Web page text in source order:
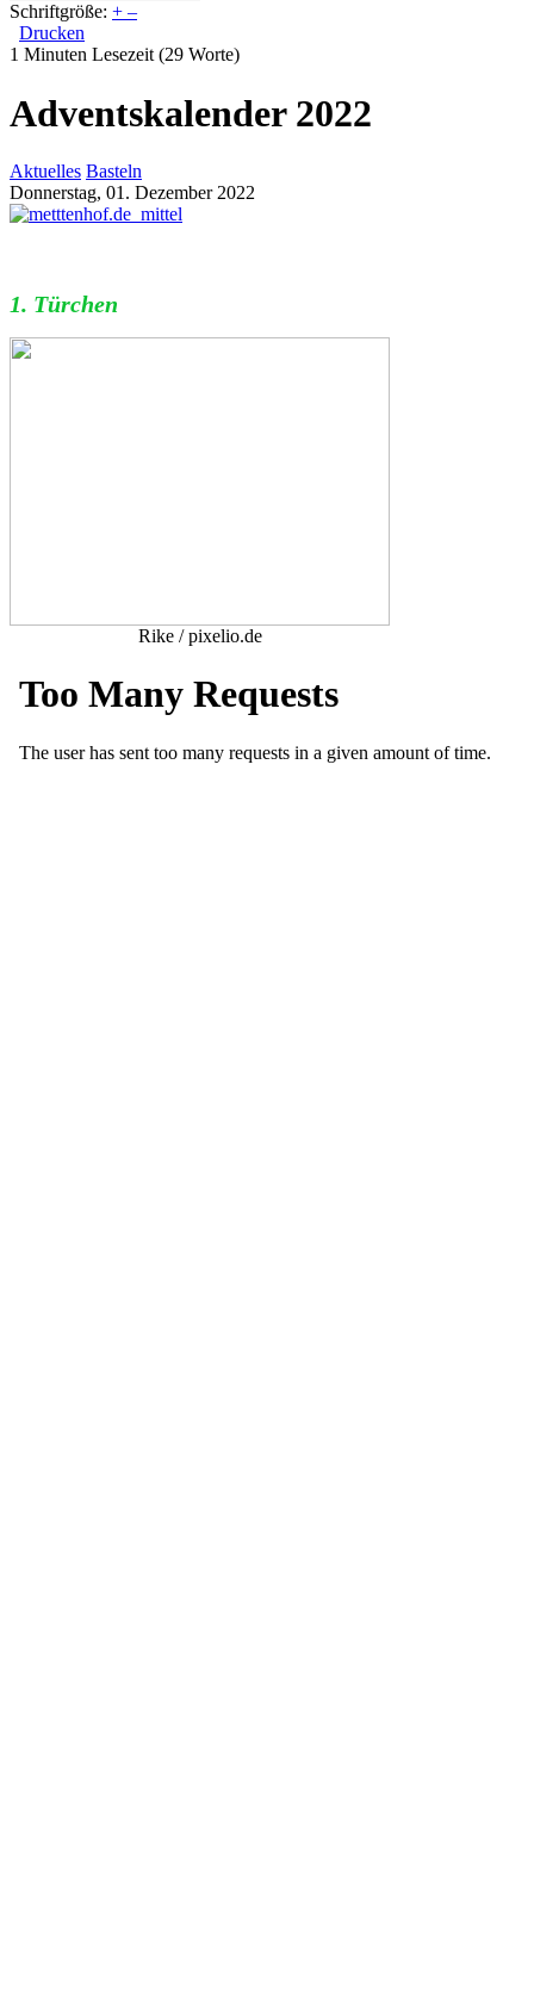
Schriftgröße: + –
Drucken
1 Minuten Lesezeit (29 Worte)
Adventskalender 2022
Aktuelles Basteln
Donnerstag, 01. Dezember 2022
1. Türchen
Rike / pixelio.de